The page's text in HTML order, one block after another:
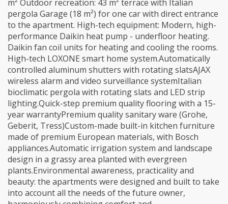
m² Outdoor recreation: 43 m² terrace with Italian
pergola Garage (18 m²) for one car with direct entrance
to the apartment. High-tech equipment: Modern, high-
performance Daikin heat pump - underfloor heating.
Daikin fan coil units for heating and cooling the rooms.
High-tech LOXONE smart home system.Automatically
controlled aluminum shutters with rotating slatsAJAX
wireless alarm and video surveillance systemItalian
bioclimatic pergola with rotating slats and LED strip
lighting.Quick-step premium quality flooring with a 15-
year warrantyPremium quality sanitary ware (Grohe,
Geberit, Tress)Custom-made built-in kitchen furniture
made of premium European materials, with Bosch
appliances.Automatic irrigation system and landscape
design in a grassy area planted with evergreen
plants.Environmental awareness, practicality and
beauty: the apartments were designed and built to take
into account all the needs of the future owner,